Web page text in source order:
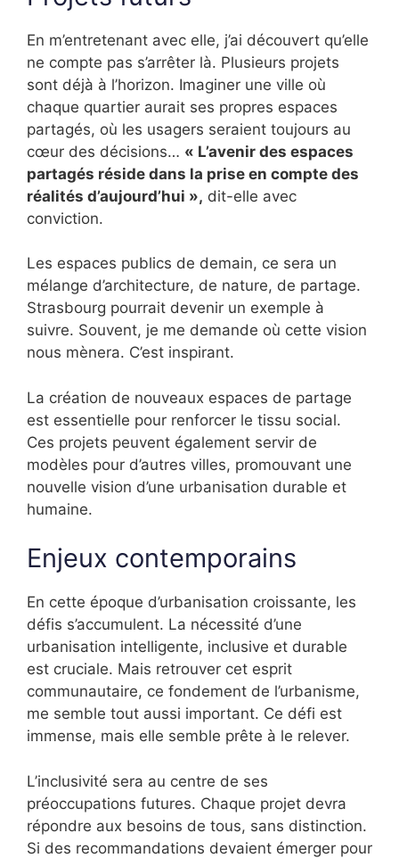
En m’entretenant avec elle, j’ai découvert qu’elle
ne compte pas s’arrêter là. Plusieurs projets
sont déjà à l’horizon. Imaginer une ville où
chaque quartier aurait ses propres espaces
partagés, où les usagers seraient toujours au
cœur des décisions… « L’avenir des espaces
partagés réside dans la prise en compte des
réalités d’aujourd’hui », dit-elle avec
conviction.
Les espaces publics de demain, ce sera un
mélange d’architecture, de nature, de partage.
Strasbourg pourrait devenir un exemple à
suivre. Souvent, je me demande où cette vision
nous mènera. C’est inspirant.
La création de nouveaux espaces de partage
est essentielle pour renforcer le tissu social.
Ces projets peuvent également servir de
modèles pour d’autres villes, promouvant une
nouvelle vision d’une urbanisation durable et
humaine.
Enjeux contemporains
En cette époque d’urbanisation croissante, les
défis s’accumulent. La nécessité d’une
urbanisation intelligente, inclusive et durable
est cruciale. Mais retrouver cet esprit
communautaire, ce fondement de l’urbanisme,
me semble tout aussi important. Ce défi est
immense, mais elle semble prête à le relever.
L’inclusivité sera au centre de ses
préoccupations futures. Chaque projet devra
répondre aux besoins de tous, sans distinction.
Si des recommandations devaient émerger pour